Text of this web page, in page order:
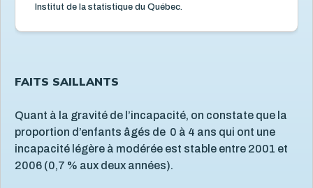
Violence et maltraitance
Institut de la statistique du Québec.
FAITS SAILLANTS
Quant à la gravité de l’incapacité, on constate que la
proportion d’enfants âgés de 0 à 4 ans qui ont une
incapacité légère à modérée est stable entre 2001 et
2006 (0,7 % aux deux années).